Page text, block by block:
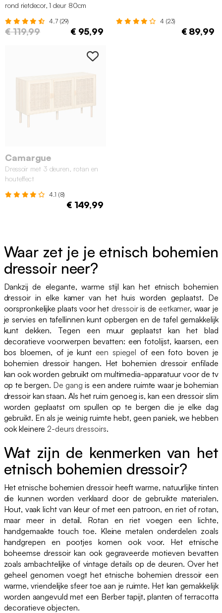
rond rietdecor, 1 deur 80cm
4.7 (29)
€ 119,99 € 95,99
4 (23)
€ 89,99
Camargue
Dressoir met 3 deuren, rotan en
houteffect
4.1 (8)
€ 149,99
Waar zet je je etnisch bohemien
dressoir neer?
Dankzij de elegante, warme stijl kan het etnisch bohemien
dressoir in elke kamer van het huis worden geplaatst. De
oorspronkelijke plaats voor het dressoiris de eetkamer, waar je
je servies en tafellinnen kunt opbergen en de tafel gemakkelijk
kunt dekken. Tegen een muur geplaatst kan het blad
decoratieve voorwerpen bevatten: een fotolijst, kaarsen, een
bos bloemen, of je kunt een spiegel of een foto boven je
bohemien dressoir hangen. Het bohemien dressoir enfilade
kan ook worden gebruikt om multimedia-apparatuur voor de tv
op te bergen. De gang is een andere ruimte waar je bohemian
dressoir kan staan. Als het ruim genoeg is, kan een dressoir slim
worden geplaatst om spullen op te bergen die je elke dag
gebruikt. En als je weinig ruimte hebt, geen paniek, we hebben
ook kleinere 2-deurs dressoirs.
Wat zijn de kenmerken van het
etnisch bohemien dressoir?
Het etnische bohemien dressoir heeft warme, natuurlijke tinten
die kunnen worden verklaard door de gebruikte materialen.
Hout, vaak licht van kleur of met een patroon, en riet of rotan,
maar meer in detail. Rotan en riet voegen een lichte,
handgemaakte touch toe. Kleine metalen onderdelen zoals
handgrepen en pootjes komen ook voor. Het etnische
boheemse dressoir kan ook gegraveerde motieven bevatten
zoals ambachtelijke of vintage details op de deuren. Over het
geheel genomen voegt het etnische bohemien dressoir een
warme, vriendelijke sfeer toe aan je ruimte. Het kan gemakkelijk
worden aangevuld met een Berber tapijt, planten of terracotta
decoratieve objecten.